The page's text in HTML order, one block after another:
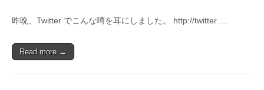
昨晩、Twitter でこんな噂を耳にしました。 http://twitter.…
Read more →